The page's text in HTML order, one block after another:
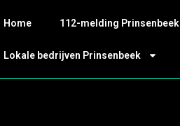
Home 112-melding Prinsenbeek
Lokale bedrijven Prinsenbeek